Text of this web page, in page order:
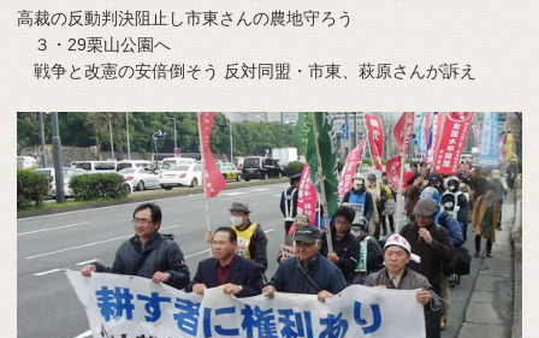
高裁の反動判決阻止し市東さんの農地守ろう
３・29栗山公園へ
戦争と改憲の安倍倒そう 反対同盟・市東、萩原さんが訴え